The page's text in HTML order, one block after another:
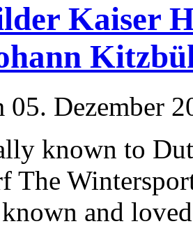
Kaiser
05. Dezember
known to
The
and